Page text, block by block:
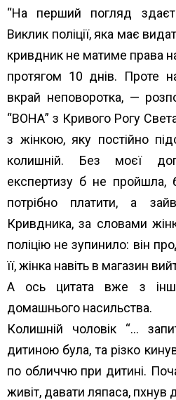
“На перший погляд
Виклик поліції, яка має
кривдник не матиме права
протягом 10 днів. Проте
вкрай неповоротка, —
“ВОНА” з Кривого Рогу
з жінкою, яку постійно
колишній. Без моєї
експертизу б не
потрібно платити, а
Кривдника, за словами
поліцію не зупинило: він
її, жінка навіть в магазин
А ось цитата вже з
домашнього насильства.
Колишній чоловік “…
дитиною була, та різко
по обличчю при дитині.
живіт, давати ляпаса, пхнув